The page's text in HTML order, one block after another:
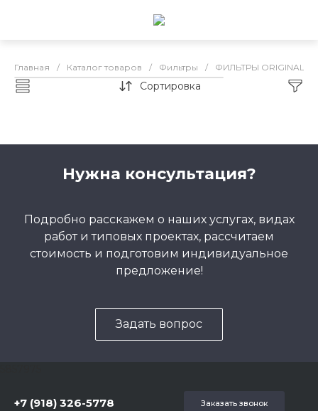
Главная / Каталог товаров / Фильтры / ФИЛЬТРЫ ORIGINAL
Каталог товаров
Сортировка
Нужна консультация?
Подробно расскажем о наших услугах, видах
работ и типовых проектах, рассчитаем
стоимость и подготовим индивидуальное
предложение!
Задать вопрос
+7 (918) 326-5778 Заказать звонок